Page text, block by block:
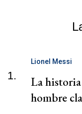
1.
Lionel Messi
La
hombre